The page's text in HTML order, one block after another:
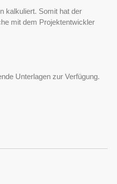
kalkuliert. Somit hat der
mit dem Projektentwickler
Unterlagen zur Verfügung.